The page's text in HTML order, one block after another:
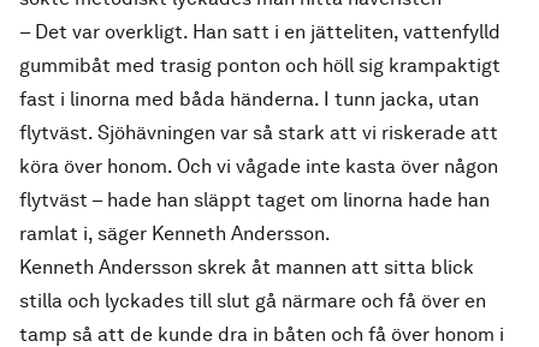
– Det var overkligt. Han satt i en jätteliten, vattenfylld
gummibåt med trasig ponton och höll sig krampaktigt
fast i linorna med båda händerna. I tunn jacka, utan
flytväst. Sjöhävningen var så stark att vi riskerade att
köra över honom. Och vi vågade inte kasta över någon
flytväst – hade han släppt taget om linorna hade han
ramlat i, säger Kenneth Andersson.
Kenneth Andersson skrek åt mannen att sitta blick
stilla och lyckades till slut gå närmare och få över en
tamp så att de kunde dra in båten och få över honom i